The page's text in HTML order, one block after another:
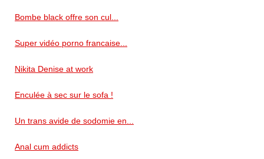
Bombe black offre son cul...
Super vidéo porno francaise...
Nikita Denise at work
Enculée à sec sur le sofa !
Un trans avide de sodomie en...
Anal cum addicts